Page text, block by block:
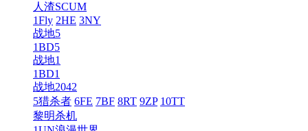
人渣SCUM
1Fly 2HE 3NY
战地5
1BD5
战地1
1BD1
战地2042
5猎杀者 6FE 7BF 8RT 9ZP 10TT
黎明杀机